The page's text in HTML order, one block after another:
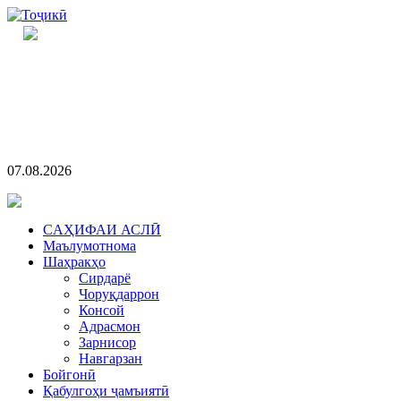
07.08.2026
CАҲИФАИ АСЛӢ
Маълумотнома
Шаҳракҳо
Сирдарё
Чоруқдаррон
Консой
Адрасмон
Зарнисор
Навгарзан
Бойгонӣ
Қабулгоҳи ҷамъиятӣ